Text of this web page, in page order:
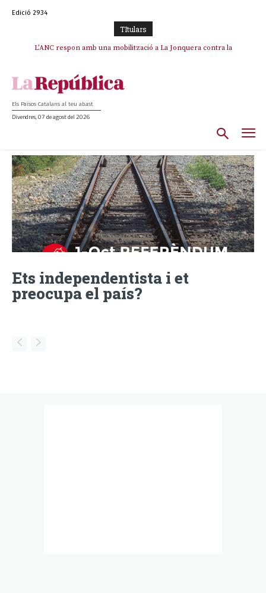
Edició 2934
TItulars
L’ANC respon amb una mobilització a La Jonquera contra la
Els Països Catalans al teu abast
Divendres, 07 de agost del 2026
Ets independentista i et
preocupa el país?